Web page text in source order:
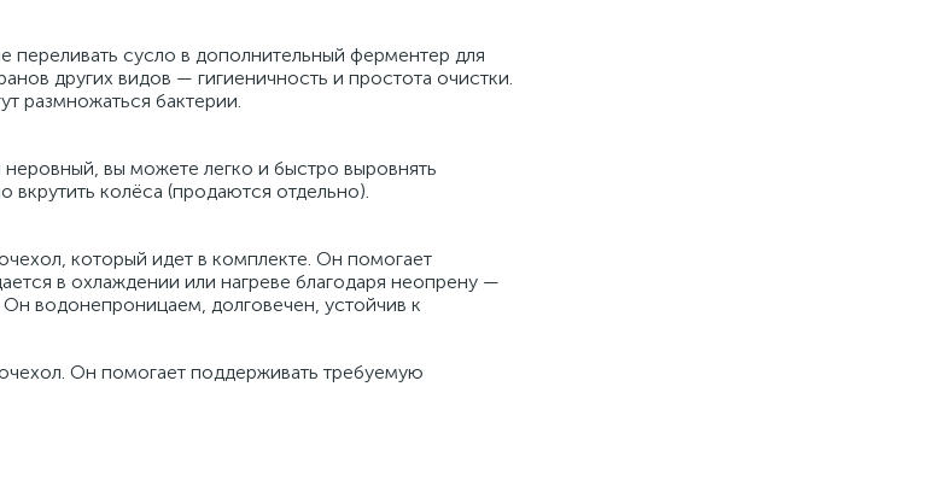
сусло в дополнительный ферментер для
других видов — гигиеничность и простота очистки.
размножаться бактерии.
вы можете легко и быстро выровнять
колёса (продаются отдельно).
который идет в комплекте. Он помогает
в охлаждении или нагреве благодаря неопрену —
водонепроницаем, долговечен, устойчив к
Он помогает поддерживать требуемую